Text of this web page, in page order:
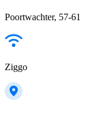
Poortwachter, 57-61
Ziggo